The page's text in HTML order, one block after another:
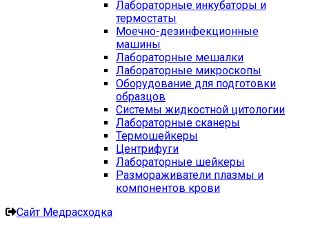
Лабораторные инкубаторы и
термостаты
Моечно-дезинфекционные
машины
Лабораторные мешалки
Лабораторные микроскопы
Оборудование для подготовки
образцов
Системы жидкостной цитологии
Лабораторные сканеры
Термошейкеры
Центрифуги
Лабораторные шейкеры
Размораживатели плазмы и
компонентов крови
Сайт Медрасходка